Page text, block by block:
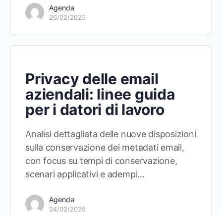
Agenda
26/02/2025
Privacy delle email
aziendali: linee guida
per i datori di lavoro
Analisi dettagliata delle nuove disposizioni
sulla conservazione dei metadati email,
con focus su tempi di conservazione,
scenari applicativi e adempi…
Agenda
24/02/2025